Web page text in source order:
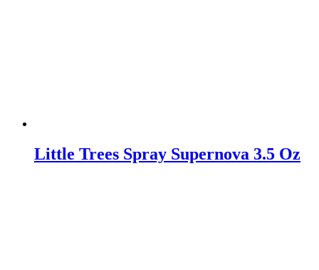
Little Trees Spray Supernova 3.5 Oz